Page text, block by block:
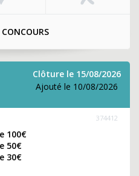
Clôture le 15/08/2026
Ajouté le 10/08/2026
374412
100€
50€
30€